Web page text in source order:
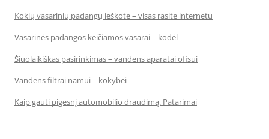
Kokių vasarinių padangų ieškote – visas rasite internetu
Vasarinės padangos keičiamos vasarai – kodėl
Šiuolaikiškas pasirinkimas – vandens aparatai ofisui
Vandens filtrai namui – kokybei
Kaip gauti pigesnį automobilio draudimą. Patarimai